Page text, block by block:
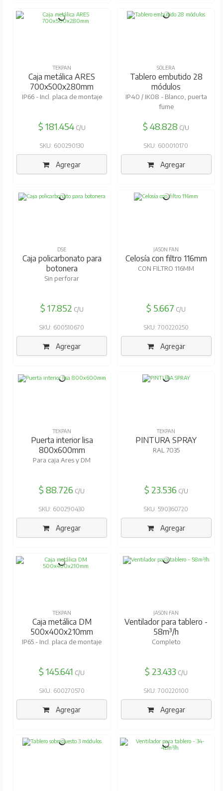
TEKPAN
Caja metálica ARES
700x500x280mm
IP66 - Incl. placa de montaje
$ 181.454C/U
SKU: 600290130
Agregar
SOLERA
Tablero embutido 28
módulos
IP40 / IK08 - Blanco, puerta
fume
$ 48.828 C/U
SKU: 600010170
Agregar
DSE
Caja policarbonato para
botonera
Sin perforar
$ 17.852 C/U
SKU: 600510670
Agregar
JASON FAN
Celosía con filtro 116mm
CON FILTRO 116MM
$ 5.667 C/U
SKU: 700220250
Agregar
TEKPAN
Puerta interior lisa
800x600mm
Para caja Ares y DM
$ 88.726 C/U
SKU: 600290430
Agregar
TEKPAN
PINTURA SPRAY
RAL 7035
$ 23.536 C/U
SKU: 590360720
Agregar
TEKPAN
Caja metálica DM
500x400x210mm
IP65 - Incl. placa de montaje
$ 145.641 C/U
SKU: 600270570
Agregar
JASON FAN
Ventilador para tablero -
58m³/h
Completo
$ 23.433 C/U
SKU: 700220100
Agregar